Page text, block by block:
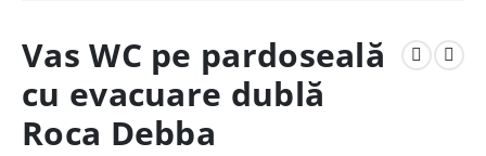
Vas WC pe pardoseală
cu evacuare dublă
Roca Debba